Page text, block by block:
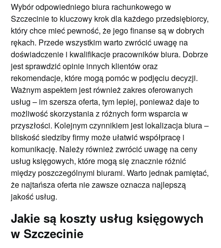
Wybór odpowiedniego biura rachunkowego w
Szczecinie to kluczowy krok dla każdego przedsiębiorcy,
który chce mieć pewność, że jego finanse są w dobrych
rękach. Przede wszystkim warto zwrócić uwagę na
doświadczenie i kwalifikacje pracowników biura. Dobrze
jest sprawdzić opinie innych klientów oraz
rekomendacje, które mogą pomóc w podjęciu decyzji.
Ważnym aspektem jest również zakres oferowanych
usług – im szersza oferta, tym lepiej, ponieważ daje to
możliwość skorzystania z różnych form wsparcia w
przyszłości. Kolejnym czynnikiem jest lokalizacja biura –
bliskość siedziby firmy może ułatwić współpracę i
komunikację. Należy również zwrócić uwagę na ceny
usług księgowych, które mogą się znacznie różnić
między poszczególnymi biurami. Warto jednak pamiętać,
że najtańsza oferta nie zawsze oznacza najlepszą
jakość usług.
Jakie są koszty usług księgowych
w Szczecinie